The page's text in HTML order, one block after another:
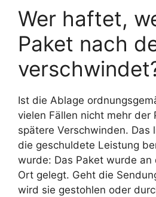
Wer haftet,
Paket nach
Ist die Ablage
vielen Fällen nicht mehr der
spätere Verschwinden. Das
die geschuldete Leistung
wurde: Das Paket wurde
Ort gelegt. Geht die
wird sie gestohlen oder